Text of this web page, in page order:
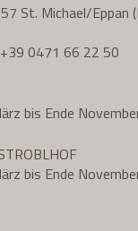
St. Michael/Eppan
+39 0471 66 22 50
bis Ende
bis Ende